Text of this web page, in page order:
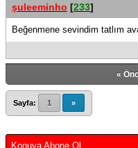
şuleeminho [233]
Beğenmene sevindim tatlım
«
Sayfa: 1 »
Konuya Abone Ol